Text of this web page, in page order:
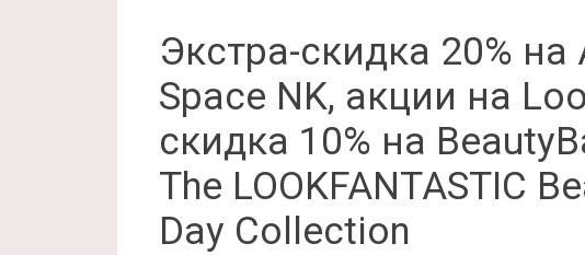
Экстра-скидка 20%
Space NK, акции на
скидка 10% на
The LOOKFANTASTIC
Day Collection